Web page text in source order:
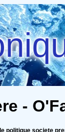
-
politique societe